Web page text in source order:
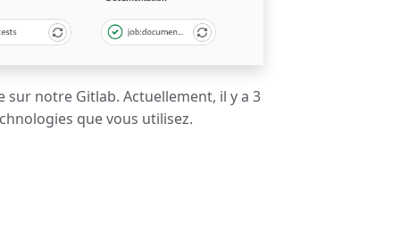
notre Gitlab. Actuellement, il y a 3
que vous utilisez.